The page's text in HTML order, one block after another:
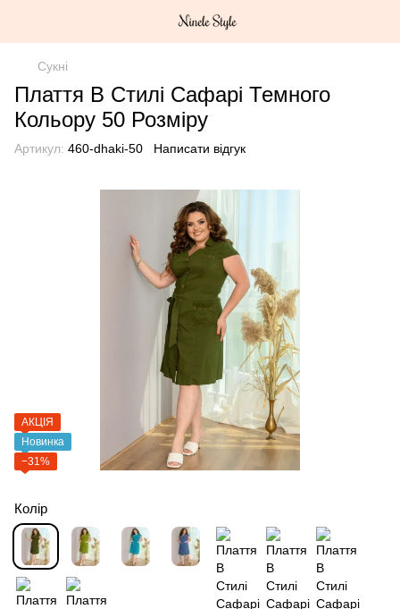
Сукні
Плаття В Стилі Сафарі Темного
Кольору 50 Розміру
Артикул: 460-dhaki-50 Написати відгук
АКЦІЯ
Новинка
−31%
Колір